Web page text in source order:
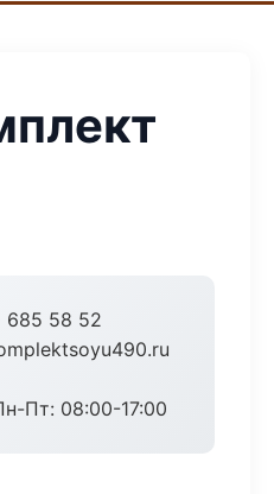
685 58 52
Пт: 08:00-17:00